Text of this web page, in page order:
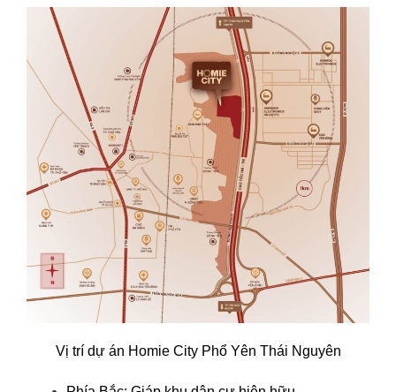
Vị trí dự án Homie City Phổ Yên Thái Nguyên